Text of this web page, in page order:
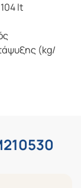
lt
(kg/